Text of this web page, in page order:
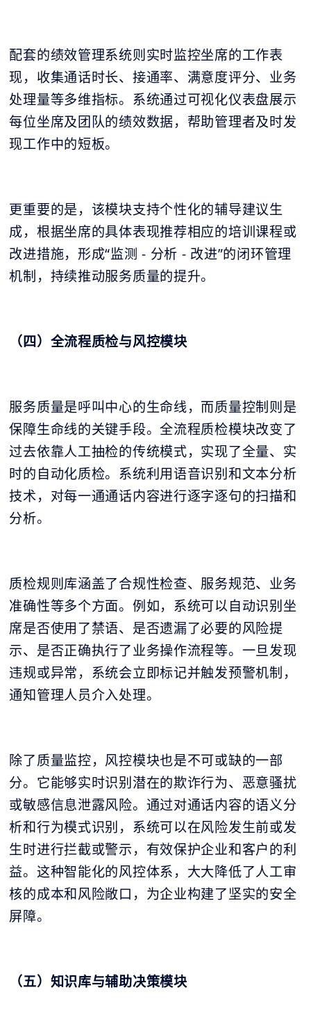
配套的绩效管理系统则实时监控坐席的工作表
现，收集通话时长、接通率、满意度评分、业务
处理量等多维指标。系统通过可视化仪表盘展示
每位坐席及团队的绩效数据，帮助管理者及时发
现工作中的短板。
更重要的是，该模块支持个性化的辅导建议生
成，根据坐席的具体表现推荐相应的培训课程或
改进措施，形成“监测 - 分析 - 改进”的闭环管理
机制，持续推动服务质量的提升。
（四）全流程质检与风控模块
服务质量是呼叫中心的生命线，而质量控制则是
保障生命线的关键手段。全流程质检模块改变了
过去依靠人工抽检的传统模式，实现了全量、实
时的自动化质检。系统利用语音识别和文本分析
技术，对每一通通话内容进行逐字逐句的扫描和
分析。
质检规则库涵盖了合规性检查、服务规范、业务
准确性等多个方面。例如，系统可以自动识别坐
席是否使用了禁语、是否遗漏了必要的风险提
示、是否正确执行了业务操作流程等。一旦发现
违规或异常，系统会立即标记并触发预警机制，
通知管理人员介入处理。
除了质量监控，风控模块也是不可或缺的一部
分。它能够实时识别潜在的欺诈行为、恶意骚扰
或敏感信息泄露风险。通过对通话内容的语义分
析和行为模式识别，系统可以在风险发生前或发
生时进行拦截或警示，有效保护企业和客户的利
益。这种智能化的风控体系，大大降低了人工审
核的成本和风险敞口，为企业构建了坚实的安全
屏障。
（五）知识库与辅助决策模块